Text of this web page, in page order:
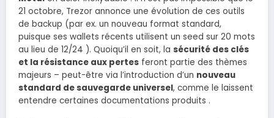
21 octobre, Trezor annonce une évolution de ces outils
de backup (par ex. un nouveau format standard,
puisque ses wallets récents utilisent un seed sur 20 mots
au lieu de 12/24 ). Quoiqu’il en soit, la sécurité des clés
et la résistance aux pertes feront partie des thèmes
majeurs – peut-être via l’introduction d’un nouveau
standard de sauvegarde universel, comme le laissent
entendre certaines documentations produits .